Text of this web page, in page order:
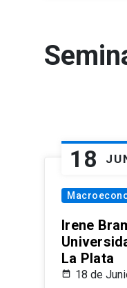
18
Irene
La Plata
18 de